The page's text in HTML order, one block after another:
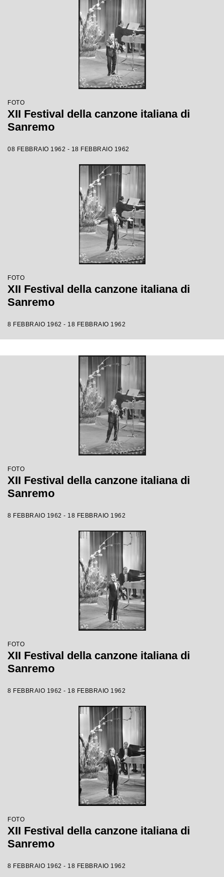
FOTO
XII Festival della canzone italiana di
Sanremo
08 FEBBRAIO 1962 - 18 FEBBRAIO 1962
FOTO
XII Festival della canzone italiana di
Sanremo
8 FEBBRAIO 1962 - 18 FEBBRAIO 1962
FOTO
XII Festival della canzone italiana di
Sanremo
8 FEBBRAIO 1962 - 18 FEBBRAIO 1962
FOTO
XII Festival della canzone italiana di
Sanremo
8 FEBBRAIO 1962 - 18 FEBBRAIO 1962
FOTO
XII Festival della canzone italiana di
Sanremo
8 FEBBRAIO 1962 - 18 FEBBRAIO 1962